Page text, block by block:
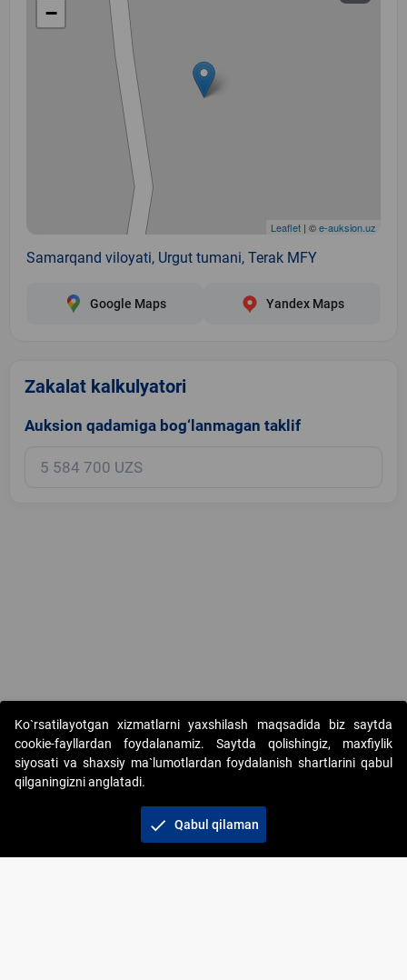
−
Leaflet | ©e-auksion.uz
Samarqand viloyati, Urgut tumani, Terak MFY
Google Maps Yandex Maps
Zakalat kalkulyatori
Auksion qadamiga bog‘lanmagan taklif
Copyright © 2017-2026. "Elektron onlayn-auksionlarni tashkil etish"
AJ. Barcha huquqlar himoyalangan
+998 71 202-21-11
Ko`rsatilayotgan xizmatlarni yaxshilash maqsadida biz saytda
cookie-fayllardan foydalanamiz. Saytda qolishingiz, maxfiylik
siyosati va shaxsiy ma`lumotlardan foydalanish shartlarini qabul
qilganingizni anglatadi.
check Qabul qilaman